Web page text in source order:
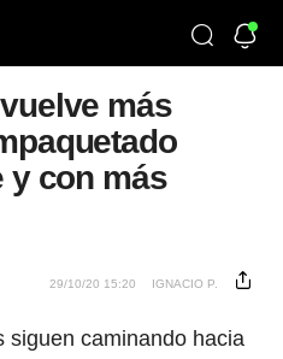
más
y con más
29/10/20 15:20 IGNACIO P.
siguen caminando hacia